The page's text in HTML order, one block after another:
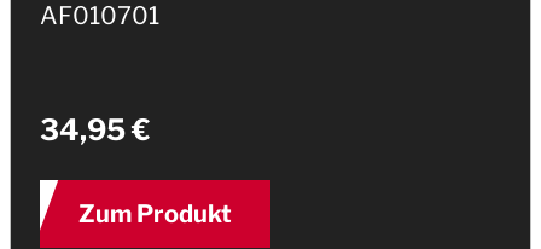
AF010701
34,95 €
Zum Produkt